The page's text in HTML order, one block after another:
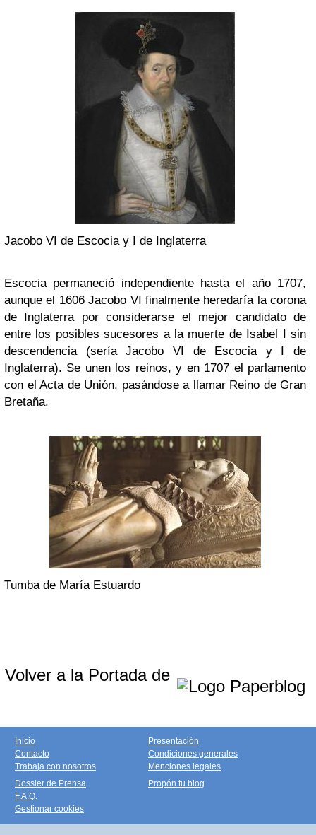
Jacobo VI de Escocia y I de Inglaterra
Escocia permaneció independiente hasta el año 1707,
aunque el 1606 Jacobo VI finalmente heredaría la corona
de Inglaterra por considerarse el mejor candidato de
entre los posibles sucesores a la muerte de Isabel I sin
descendencia (sería Jacobo VI de Escocia y I de
Inglaterra). Se unen los reinos, y en 1707 el parlamento
con el Acta de Unión, pasándose a llamar Reino de Gran
Bretaña.
Tumba de María Estuardo
Volver a la Portada de
Inicio
Contacto
Trabaja con nosotros
Presentación
Condiciones generales
Menciones legales
Dossier de Prensa
F.A.Q.
Gestionar cookies
Propón tu blog